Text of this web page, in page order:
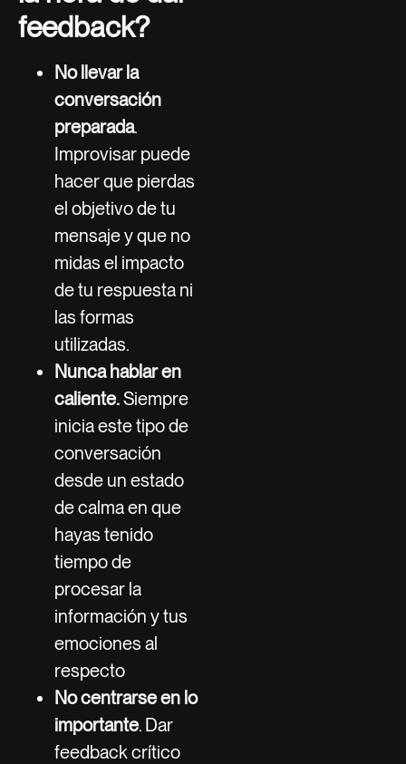
feedback?
No llevar la
conversación
preparada.
Improvisar puede
hacer que pierdas
el objetivo de tu
mensaje y que no
midas el impacto
de tu respuesta ni
las formas
utilizadas.
Nunca hablar en
caliente.Siempre
inicia este tipo de
conversación
desde un estado
de calma en que
hayas tenido
tiempo de
procesar la
información y tus
emociones al
respecto
No centrarse en lo
importante. Dar
feedback crítico